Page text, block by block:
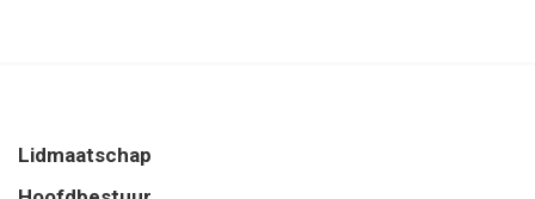
Lidmaatschap